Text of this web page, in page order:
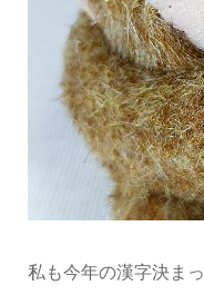
私も今年の漢字決ま